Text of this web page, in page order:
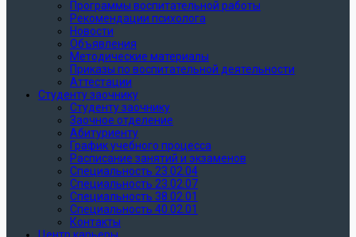
Программы воспитательной работы
Рекомендации психолога
Новости
Объявления
Методические материалы
Приказы по воспитательной деятельности
Аттестации
Студенту заочнику
Студенту заочнику
Заочное отделение
Абитуриенту
График учебного процесса
Расписание занятий и экзаменов
Специальность 23.02.04
Специальность 23.02.07
Специальность 38.02.01
Специальность 40.02.01
Контакты